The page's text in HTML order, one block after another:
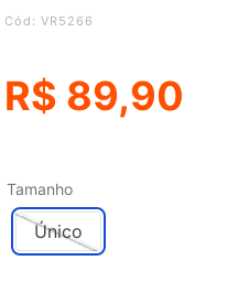
: VR5266
R$ 89,90
Tamanho
Único